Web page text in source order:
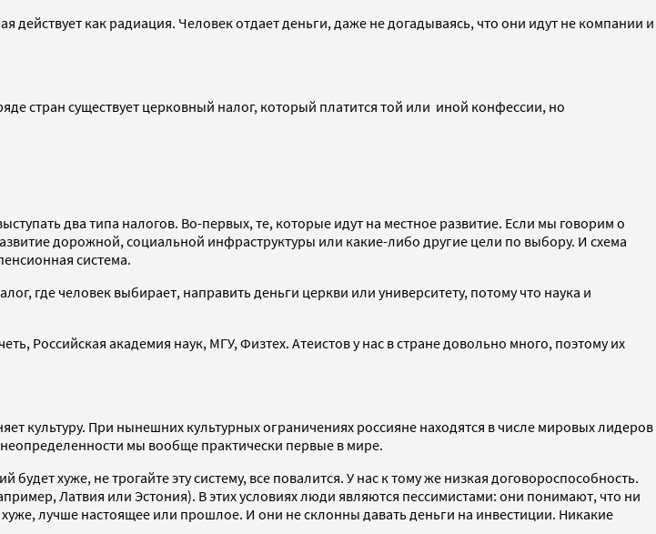
действует как радиация. Человек отдает деньги, даже не догадываясь, что они идут не компании и
стран существует церковный налог, который платится той или иной конфессии, но
два типа налогов. Во-первых, те, которые идут на местное развитие. Если мы говорим о
дорожной, социальной инфраструктуры или какие-либо другие цели по выбору. И схема
система.
где человек выбирает, направить деньги церкви или университету, потому что наука и
Российская академия наук, МГУ, Физтех. Атеистов у нас в стране довольно много, поэтому их
культуру. При нынешних культурных ограничениях россияне находятся в числе мировых лидеров
мы вообще практически первые в мире.
хуже, не трогайте эту систему, все повалится. У нас к тому же низкая договороспособность.
Латвия или Эстония). В этих условиях люди являются пессимистами: они понимают, что ни
лучше настоящее или прошлое. И они не склонны давать деньги на инвестиции. Никакие